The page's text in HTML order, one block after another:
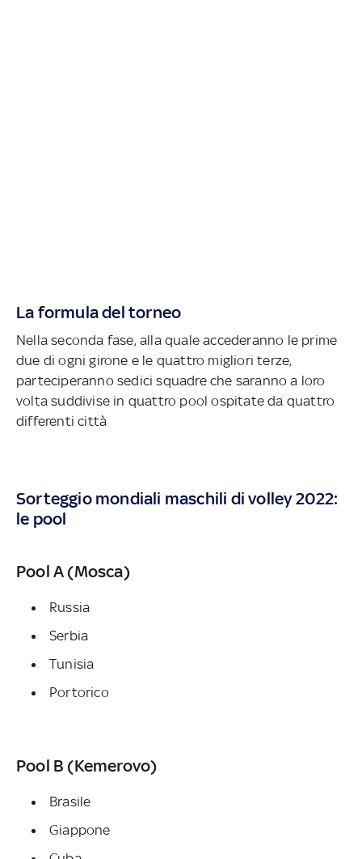
La formula del torneo
Nella seconda fase, alla quale accederanno le prime
due di ogni girone e le quattro migliori terze,
parteciperanno sedici squadre che saranno a loro
volta suddivise in quattro pool ospitate da quattro
differenti città
Sorteggio mondiali maschili di volley 2022:
le pool
Pool A (Mosca)
Russia
Serbia
Tunisia
Portorico
Pool B (Kemerovo)
Brasile
Giappone